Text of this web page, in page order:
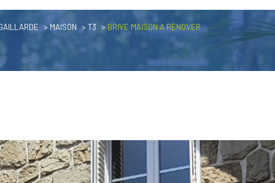
Estimer
voir les1annonces
MAISON T3 BRIVE MAISON A RENOVER